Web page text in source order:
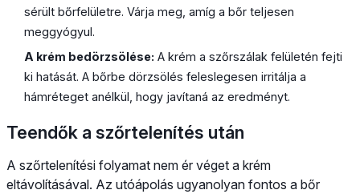
sérült bőrfelületre. Várja meg, amíg a bőr teljesen
meggyógyul.
A krém bedörzsölése: A krém a szőrszálak felületén fejti
ki hatását. A bőrbe dörzsölés feleslegesen irritálja a
hámréteget anélkül, hogy javítaná az eredményt.
Teendők a szőrtelenítés után
A szőrtelenítési folyamat nem ér véget a krém
eltávolításával. Az utóápolás ugyanolyan fontos a bőr